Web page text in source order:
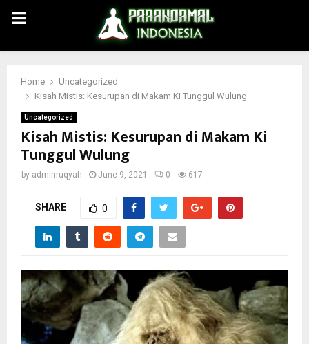
PRIMARY
MENU
Home
Uncategorized
Kisah Mistis: Kesurupan di Makam Ki Tunggul Wulung
Uncategorized
Kisah Mistis: Kesurupan di Makam Ki
Tunggul Wulung
by adminruqyah June 9, 2021 0 617
SHARE 0